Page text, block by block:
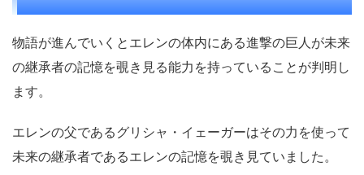
物語が進んでいくとエレンの体内にある進撃の巨人が未来
の継承者の記憶を覗き見る能力を持っていることが判明し
ます。
エレンの父であるグリシャ・イェーガーはその力を使って
未来の継承者であるエレンの記憶を覗き見ていました。